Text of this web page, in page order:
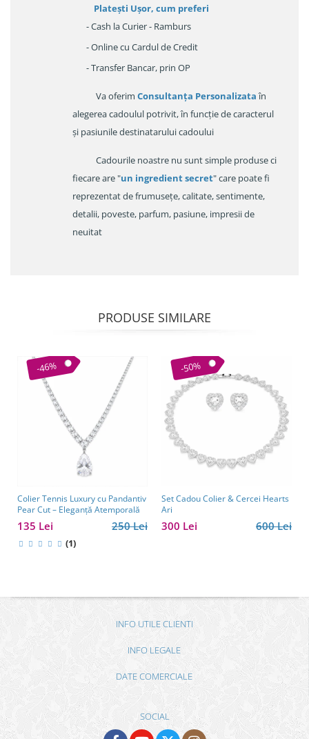
Platești Ușor, cum preferi
- Cash la Curier - Ramburs
- Online cu Cardul de Credit
- Transfer Bancar, prin OP
Va oferim Consultanța Personalizataîn
alegerea cadoulul potrivit, în funcție de caracterul
și pasiunile destinatarului cadoului
Cadourile noastre nu sunt simple produse ci
fiecare are "un ingredient secret" care poate fi
reprezentat de frumusețe, calitate, sentimente,
detalii, poveste, parfum, pasiune, impresii de
neuitat
PRODUSE SIMILARE
-46%
Colier Tennis Luxury cu Pandantiv
Pear Cut – Eleganță Atemporală
250 Lei
135 Lei
(1)
-50%
Set Cadou Colier & Cercei Hearts
Ari
600 Lei
300 Lei
INFO UTILE CLIENTI
INFO LEGALE
DATE COMERCIALE
SOCIAL